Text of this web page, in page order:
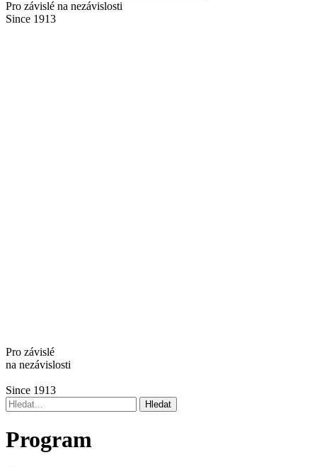
Pro závislé na nezávislosti
Since 1913
Pro závislé
na nezávislosti
Since 1913
Program